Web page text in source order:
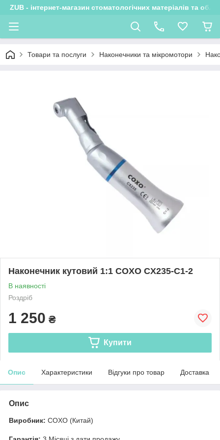
ZUB - інтернет-магазин стоматологічних матеріалів та
Товари та послуги Наконечники та мікромотори
Наконечник кутовий 1:1 COXO CX235-C1-2
В наявності
Роздріб
1 250 ₴
Купити
Опис Характеристики Відгуки про товар Доставка
Опис
Виробник: COXO (Китай)